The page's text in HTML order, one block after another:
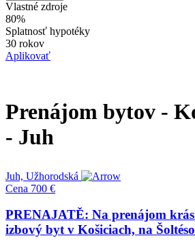
Vlastné zdroje
80%
Splatnosť hypotéky
30 rokov
Aplikovať
Prenájom bytov -
- Juh
Juh, Užhorodská
Cena 700 €
PRENAJATĚ: Na prenájom
izbový byt v Košiciach, na